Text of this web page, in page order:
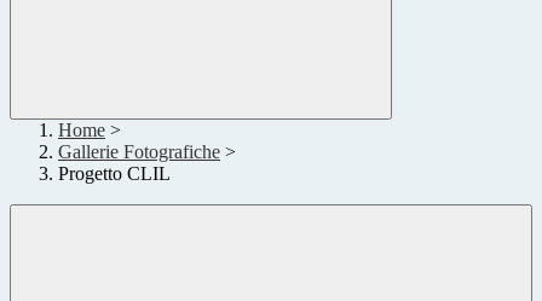
Home >
Gallerie Fotografiche >
Progetto CLIL